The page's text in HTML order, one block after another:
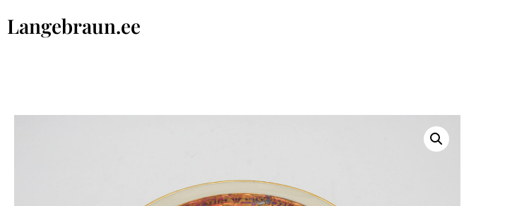
Langebraun.ee